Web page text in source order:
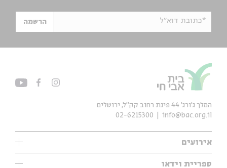
*כתובת דוא"ל הרשמה
אירועים
ספריית וידאו
המלך ג'ורג' 44 פינת רחוב קק״ל, ירושלים
info@bac.org.il
02-6215300